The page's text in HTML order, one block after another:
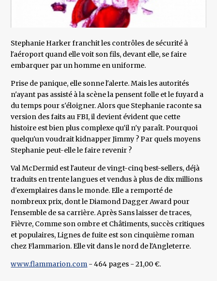
Stephanie Harker franchit les contrôles de sécurité à
l'aéroport quand elle voit son fils, devant elle, se faire
embarquer par un homme en uniforme.
Prise de panique, elle sonne l'alerte. Mais les autorités
n'ayant pas assisté à la scène la pensent folle et le fuyard a
du temps pour s'éloigner. Alors que Stephanie raconte sa
version des faits au FBI, il devient évident que cette
histoire est bien plus complexe qu'il n'y paraît. Pourquoi
quelqu'un voudrait kidnapper Jimmy ? Par quels moyens
Stephanie peut-elle le faire revenir ?
Val McDermid est l'auteur de vingt-cinq best-sellers, déjà
traduits en trente langues et vendus à plus de dix millions
d'exemplaires dans le monde. Elle a remporté de
nombreux prix, dont le Diamond Dagger Award pour
l'ensemble de sa carrière. Après Sans laisser de traces,
Fièvre, Comme son ombre et Châtiments, succès critiques
et populaires, Lignes de fuite est son cinquième roman
chez Flammarion. Elle vit dans le nord de l'Angleterre.
www.flammarion.com - 464 pages - 21,00 €.